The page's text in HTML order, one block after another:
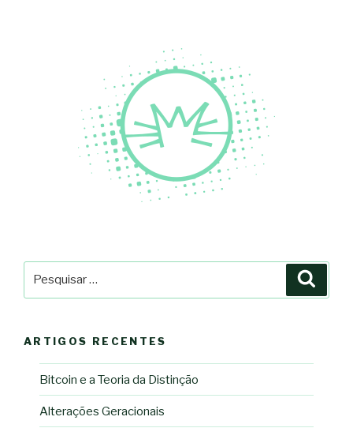
ARTIGOS RECENTES
Bitcoin e a Teoria da Distinção
Alterações Geracionais